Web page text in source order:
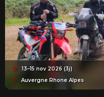
13–15 nov 2026 (3j)
Auvergne Rhone Alpes